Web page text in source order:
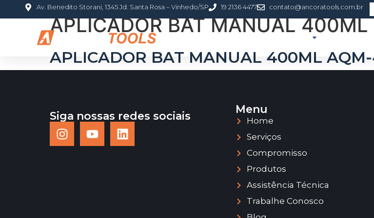
Av. Benedito Storani, 1345 Jd. Santa Rosa – Vinhedo/SP 19 2136 4477 contato@ancoratools.com.br
APLICADOR BAT MANUAL
APLICADOR BAT MANUAL 400ML
Siga nossas redes sociais
Menu
Home
Serviços
Compromisso
Produtos
Assistência Técnica
Trabalhe Conosco